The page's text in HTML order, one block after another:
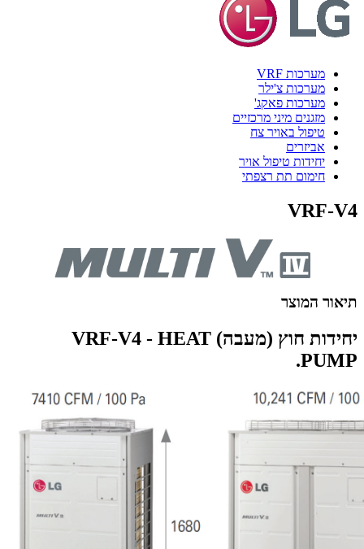
מערכות VRF
מערכות צ'ילר
מערכות פאקג'
מזגנים מיני מרכזיים
טיפול באויר צח
אביזרים
יחידות טיפול אויר
חימום תת רצפתי
VRF-V4
תיאור המוצר
יחידות חוץ (מעבה) VRF-V4 - HEAT
PUMP.